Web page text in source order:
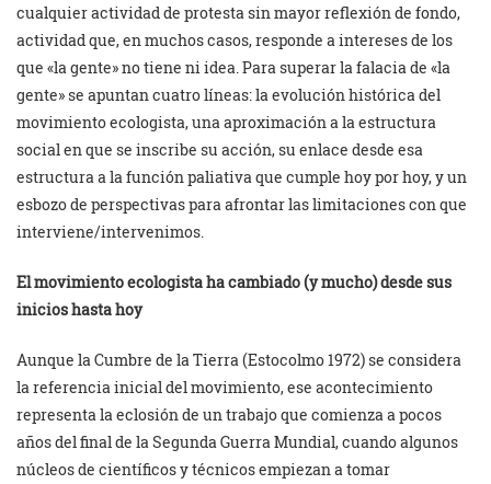
cualquier actividad de protesta sin mayor reflexión de fondo,
actividad que, en muchos casos, responde a intereses de los
que «la gente» no tiene ni idea. Para superar la falacia de «la
gente» se apuntan cuatro líneas: la evolución histórica del
movimiento ecologista, una aproximación a la estructura
social en que se inscribe su acción, su enlace desde esa
estructura a la función paliativa que cumple hoy por hoy, y un
esbozo de perspectivas para afrontar las limitaciones con que
interviene/intervenimos.
El movimiento ecologista ha cambiado (y mucho) desde sus
inicios hasta hoy
Aunque la Cumbre de la Tierra (Estocolmo 1972) se considera
la referencia inicial del movimiento, ese acontecimiento
representa la eclosión de un trabajo que comienza a pocos
años del final de la Segunda Guerra Mundial, cuando algunos
núcleos de científicos y técnicos empiezan a tomar